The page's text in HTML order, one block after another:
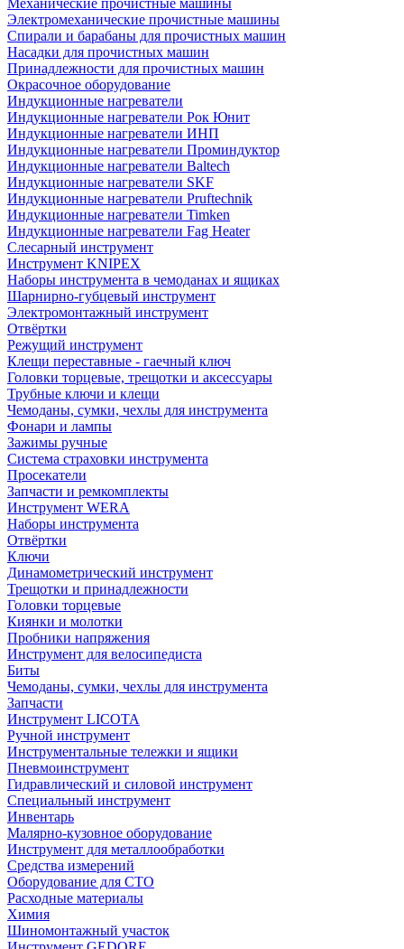
Механические прочистные машины
Электромеханические прочистные машины
Спирали и барабаны для прочистных машин
Насадки для прочистных машин
Принадлежности для прочистных машин
Окрасочное оборудование
Индукционные нагреватели
Индукционные нагреватели Рок Юнит
Индукционные нагреватели ИНП
Индукционные нагреватели Проминдуктор
Индукционные нагреватели Baltech
Индукционные нагреватели SKF
Индукционные нагреватели Pruftechnik
Индукционные нагреватели Timken
Индукционные нагреватели Fag Heater
Слесарный инструмент
Инструмент KNIPEX
Наборы инструмента в чемоданах и ящиках
Шарнирно-губцевый инструмент
Электромонтажный инструмент
Отвёртки
Режущий инструмент
Клещи переставные - гаечный ключ
Головки торцевые, трещотки и аксессуары
Трубные ключи и клещи
Чемоданы, сумки, чехлы для инструмента
Фонари и лампы
Зажимы ручные
Система страховки инструмента
Просекатели
Запчасти и ремкомплекты
Инструмент WERA
Наборы инструмента
Отвёртки
Ключи
Динамометрический инструмент
Трещотки и принадлежности
Головки торцевые
Киянки и молотки
Пробники напряжения
Инструмент для велосипедиста
Биты
Чемоданы, сумки, чехлы для инструмента
Запчасти
Инструмент LICOTA
Ручной инструмент
Инструментальные тележки и ящики
Пневмоинструмент
Гидравлический и силовой инструмент
Специальный инструмент
Инвентарь
Малярно-кузовное оборудование
Инструмент для металлообработки
Средства измерений
Оборудование для СТО
Расходные материалы
Химия
Шиномонтажный участок